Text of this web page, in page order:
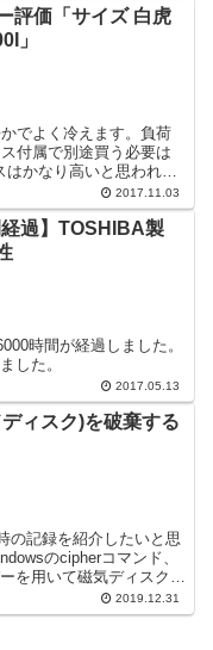
評価「サイズ 白虎
」
でよく冷えます。負荷
付属で別途買う必要は
かなり高いと思われま
2017.11.03
経過】TOSHIBA製
時間が経過しました。
した。
2017.05.13
ィスク)を破棄する
の記録を紹介したいと思
のcipherコマンド、
を用いて磁気ディスクを
2019.12.31